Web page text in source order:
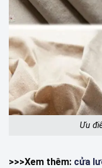
Ưu
>>>Xem thêm: cửa